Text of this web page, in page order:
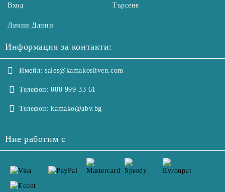
Вход Търсене
Лични Данни
Информация за контакти:
Имейл: sales@kamakosliven.com
Телефон: 088 999 33 61
Телефон: kamako@abv.bg
Ние работим с